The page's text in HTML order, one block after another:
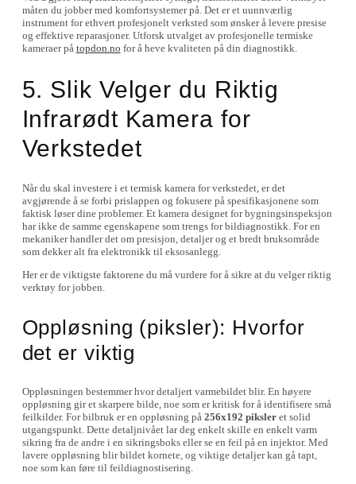
måten du jobber med komfortsystemer på. Det er et uunnværlig
instrument for ethvert profesjonelt verksted som ønsker å levere presise
og effektive reparasjoner. Utforsk utvalget av profesjonelle termiske
kameraer på topdon.no for å heve kvaliteten på din diagnostikk.
5. Slik Velger du Riktig
Infrarødt Kamera for
Verkstedet
Når du skal investere i et termisk kamera for verkstedet, er det
avgjørende å se forbi prislappen og fokusere på spesifikasjonene som
faktisk løser dine problemer. Et kamera designet for bygningsinspeksjon
har ikke de samme egenskapene som trengs for bildiagnostikk. For en
mekaniker handler det om presisjon, detaljer og et bredt bruksområde
som dekker alt fra elektronikk til eksosanlegg.
Her er de viktigste faktorene du må vurdere for å sikre at du velger riktig
verktøy for jobben.
Oppløsning (piksler): Hvorfor
det er viktig
Oppløsningen bestemmer hvor detaljert varmebildet blir. En høyere
oppløsning gir et skarpere bilde, noe som er kritisk for å identifisere små
feilkilder. For bilbruk er en oppløsning på 256x192 piksleret solid
utgangspunkt. Dette detaljnivået lar deg enkelt skille en enkelt varm
sikring fra de andre i en sikringsboks eller se en feil på en injektor. Med
lavere oppløsning blir bildet kornete, og viktige detaljer kan gå tapt,
noe som kan føre til feildiagnostisering.